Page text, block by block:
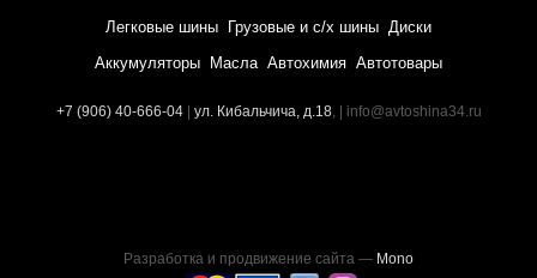
Легковые шины Грузовые и с/х шины Диски
Аккумуляторы Масла Автохимия Автотовары
+7 (906) 40-666-04 | ул. Кибальчича, д.18, | info@avtoshina34.ru
Разработка и продвижение сайта — Mono